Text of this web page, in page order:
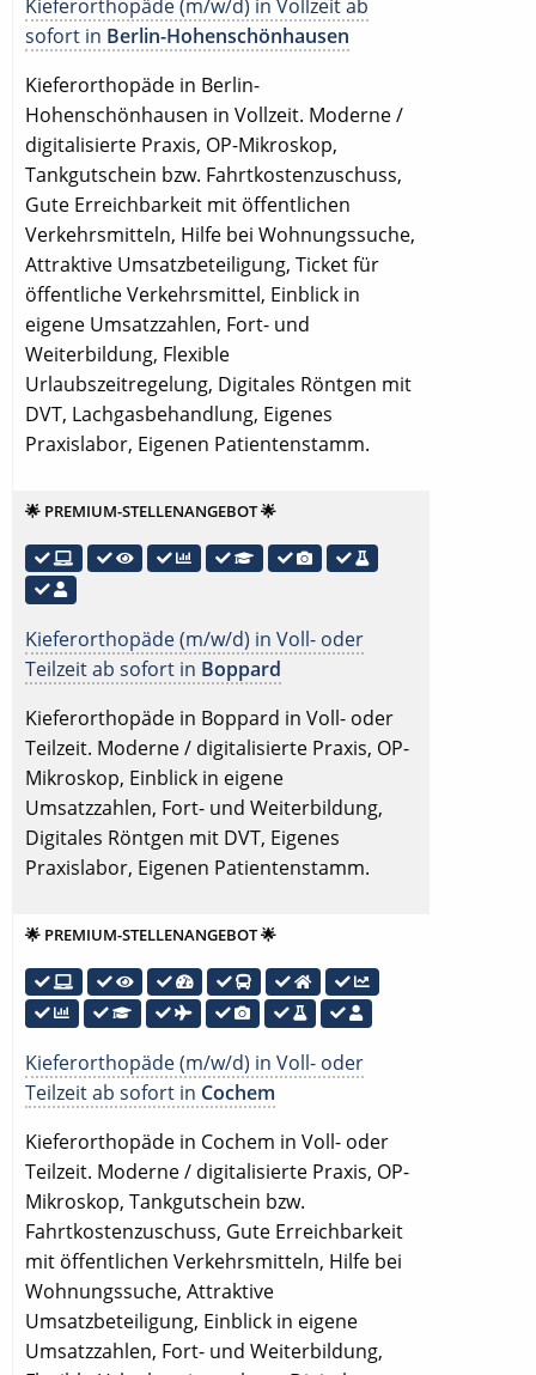
Kieferorthopäde (m/w/d) in Vollzeit ab
sofort in Berlin-Hohenschönhausen
Kieferorthopäde in Berlin-
Hohenschönhausen in Vollzeit. Moderne /
digitalisierte Praxis, OP-Mikroskop,
Tankgutschein bzw. Fahrtkostenzuschuss,
Gute Erreichbarkeit mit öffentlichen
Verkehrsmitteln, Hilfe bei Wohnungssuche,
Attraktive Umsatzbeteiligung, Ticket für
öffentliche Verkehrsmittel, Einblick in
eigene Umsatzzahlen, Fort- und
Weiterbildung, Flexible
Urlaubszeitregelung, Digitales Röntgen mit
DVT, Lachgasbehandlung, Eigenes
Praxislabor, Eigenen Patientenstamm.
🌟 PREMIUM-STELLENANGEBOT 🌟
Kieferorthopäde (m/w/d) in Voll- oder
Teilzeit ab sofort in Boppard
Kieferorthopäde in Boppard in Voll- oder
Teilzeit. Moderne / digitalisierte Praxis, OP-
Mikroskop, Einblick in eigene
Umsatzzahlen, Fort- und Weiterbildung,
Digitales Röntgen mit DVT, Eigenes
Praxislabor, Eigenen Patientenstamm.
🌟 PREMIUM-STELLENANGEBOT 🌟
Kieferorthopäde (m/w/d) in Voll- oder
Teilzeit ab sofort in Cochem
Kieferorthopäde in Cochem in Voll- oder
Teilzeit. Moderne / digitalisierte Praxis, OP-
Mikroskop, Tankgutschein bzw.
Fahrtkostenzuschuss, Gute Erreichbarkeit
mit öffentlichen Verkehrsmitteln, Hilfe bei
Wohnungssuche, Attraktive
Umsatzbeteiligung, Einblick in eigene
Umsatzzahlen, Fort- und Weiterbildung,